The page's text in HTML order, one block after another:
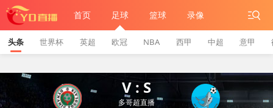
首页 足球 篮球 录像
头条 世界杯 英超 欧冠 NBA 西甲 中超 意甲
V : S
多哥超直播